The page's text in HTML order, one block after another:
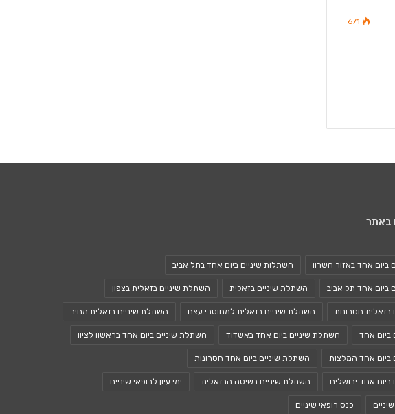
671
באתר
ביום אחד באזור השרון השתלות שיניים ביום אחד בתל אביב
ביום אחד תל אביב השתלת שיניים בזאלית השתלת שיניים בזאלית בצפון
בזאלית חסרונות השתלת שיניים בזאלית למחוסרי עצם השתלת שיניים בזאלית מחיר
ביום אחד השתלת שיניים ביום אחד באשדוד השתלת שיניים ביום אחד בראשון לציון
ביום אחד המלצות השתלת שיניים ביום אחד חסרונות
אחד ירושלים השתלת שיניים בשיטה הבזאלית ימי עיון לרופאי שיניים
כנס רופאי שיניים